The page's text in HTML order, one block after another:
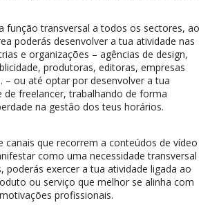
função transversal a todos os sectores, ao
poderás desenvolver a tua atividade nas
e organizações – agências de design,
produtoras, editoras, empresas
– ou até optar por desenvolver a tua
de freelancer, trabalhando de forma
na gestão dos teus horários.
canais que recorrem a conteúdos de vídeo
como uma necessidade transversal
poderás exercer a tua atividade ligada ao
ou serviço que melhor se alinha com
profissionais.